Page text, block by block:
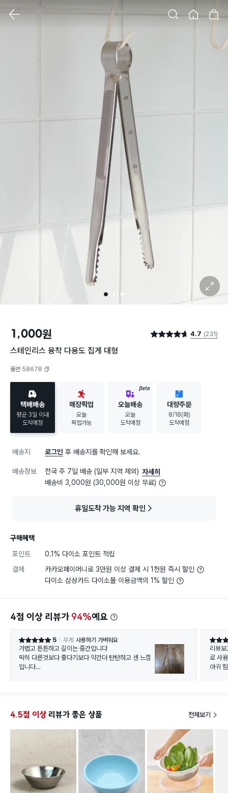
1 2 3
확대 보기
1,000원 별점 4.7점 4.7 (231)
스테인리스 융착 다용도 집게 대형
품번 58678
택배배송
평균 3일 이내
도착예정
매장픽업
오늘
픽업가능
BETA
오늘배송
오늘
도착예정
대량주문
8/18(화)
도착예정
배송지 로그인 후 배송지를 확인해 보세요.
배송정보 전국 주 7일 배송 (일부 지역 제외) 자세히
배송비 3,000원 (30,000원 이상 무료)
휴일도착 가능 지역 확인
구매혜택
포인트
0.1% 다이소 포인트 적립
결제
카카오페이머니로 3만원 이상 결제 시 1천원 즉시 할인
다이소 삼성카드 다이소몰 이용금액의 1% 할인
4점 이상 리뷰가 94%예요
별점 5점 5 무게 사용하기 가벼워요
가볍고 튼튼하고 길이는 중간입니다
딱히 다른것보다 좋다기보다 약간더 탄탄하고 센 느낌
입니다
별점 5
리뷰
로 사
아귀
4.5점 이상 리뷰가 좋은 상품 전체보기